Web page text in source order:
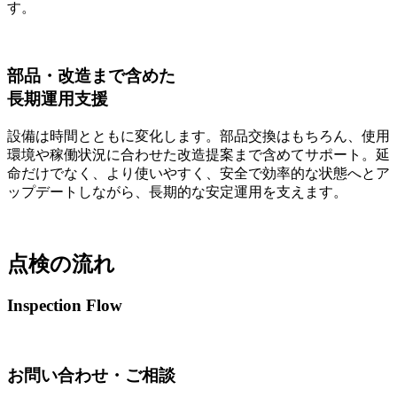
す。
部品・改造まで含めた
長期運用支援
設備は時間とともに変化します。部品交換はもちろん、使用
環境や稼働状況に合わせた改造提案まで含めてサポート。延
命だけでなく、より使いやすく、安全で効率的な状態へとア
ップデートしながら、長期的な安定運用を支えます。
点検の流れ
Inspection Flow
お問い合わせ・ご相談